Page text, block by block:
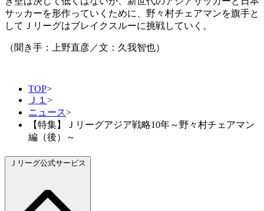
サッカーを形作っていくために、野々村チェアマンを旗手と
してＪリーグはブレイクスルーに挑戦していく。
（聞き手：上野直彦／文：久我智也）
TOP>
Ｊ１ >
ニュース>
【特集】Ｊリーグアジア戦略10年～野々村チェアマン
編（後）～
Ｊリーグ公式サービス